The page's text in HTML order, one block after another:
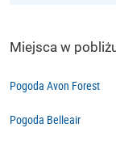
Miejsca w pobliżu
Pogoda Avon Forest
Pogoda Belleair